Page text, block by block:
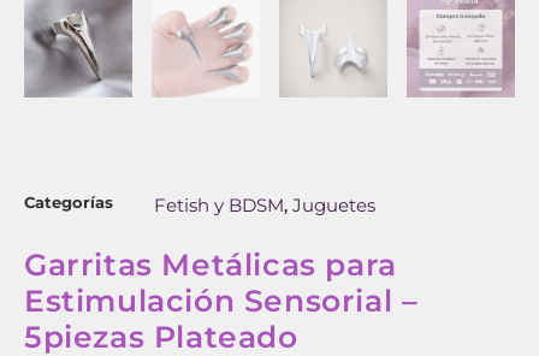
Categorías Fetish y BDSM, Juguetes
Garritas Metálicas para
Estimulación Sensorial –
5piezas Plateado